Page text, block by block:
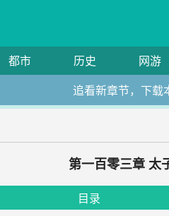
都市 历史 网游
追看新章节，下载
第一百零三章 太
目录